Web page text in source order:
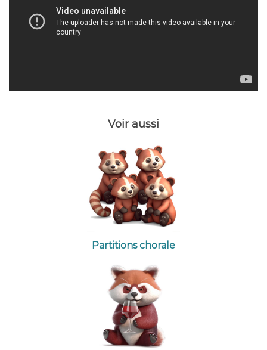
Voir aussi
Partitions chorale